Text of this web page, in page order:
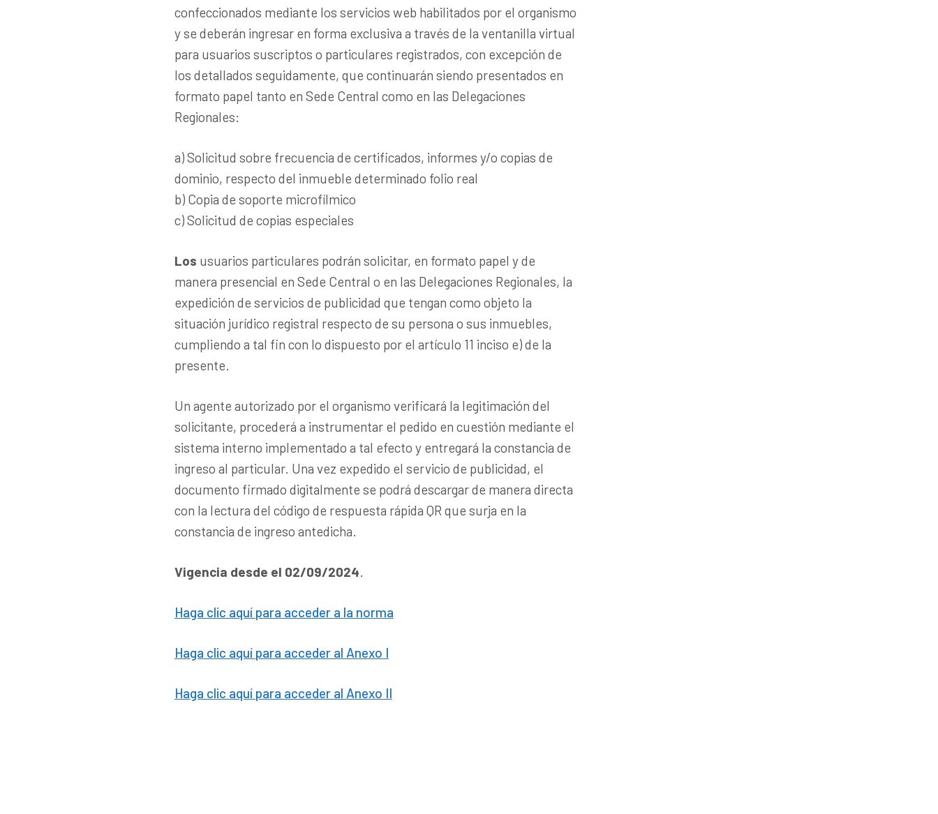
confeccionados mediante los servicios web habilitados por el organismo
y se deberán ingresar en forma exclusiva a través de la ventanilla virtual
para usuarios suscriptos o particulares registrados, con excepción de
los detallados seguidamente, que continuarán siendo presentados en
formato papel tanto en Sede Central como en las Delegaciones
Regionales:
a) Solicitud sobre frecuencia de certificados, informes y/o copias de
dominio, respecto del inmueble determinado folio real
b) Copia de soporte microfílmico
c) Solicitud de copias especiales
Los usuarios particulares podrán solicitar, en formato papel y de
manera presencial en Sede Central o en las Delegaciones Regionales, la
expedición de servicios de publicidad que tengan como objeto la
situación jurídico registral respecto de su persona o sus inmuebles,
cumpliendo a tal fin con lo dispuesto por el artículo 11 inciso e) de la
presente.
Un agente autorizado por el organismo verificará la legitimación del
solicitante, procederá a instrumentar el pedido en cuestión mediante el
sistema interno implementado a tal efecto y entregará la constancia de
ingreso al particular. Una vez expedido el servicio de publicidad, el
documento firmado digitalmente se podrá descargar de manera directa
con la lectura del código de respuesta rápida QR que surja en la
constancia de ingreso antedicha.
Vigencia desde el 02/09/2024.
Haga clic aquí para acceder a la norma
Haga clic aquí para acceder al Anexo I
Haga clic aquí para acceder al Anexo II